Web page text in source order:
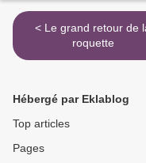
< Le grand retour de la
roquette
Hébergé par Eklablog
Top articles
Pages